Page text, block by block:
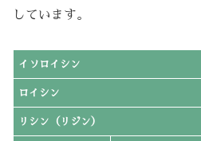
しています。
イソロイシン
ロイシン
リシン（リジン）